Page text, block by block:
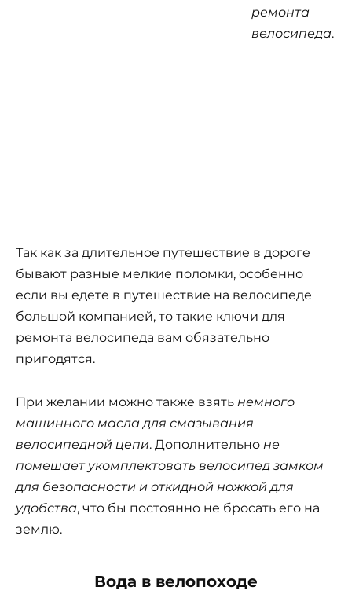
ремонта
велосипеда.
Так как за длительное путешествие в дороге
бывают разные мелкие поломки, особенно
если вы едете в путешествие на велосипеде
большой компанией, то такие ключи для
ремонта велосипеда вам обязательно
пригодятся.
При желании можно также взять немного
машинного масла для смазывания
велосипедной цепи. Дополнительно не
помешает укомплектовать велосипед замком
для безопасности и откидной ножкой для
удобства, что бы постоянно не бросать его на
землю.
Вода в велопоходе